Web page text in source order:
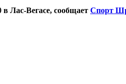
Лас-Вегасе, сообщает Спорт